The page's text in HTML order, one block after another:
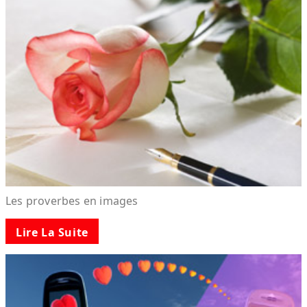
Les proverbes en images
Lire La Suite